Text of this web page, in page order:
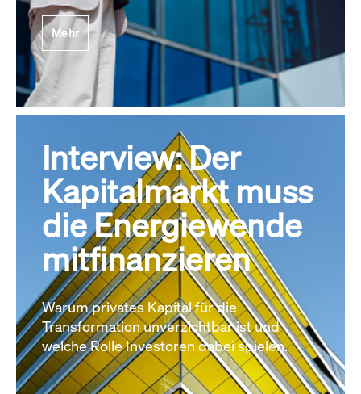
Mehr
Interview: Der
Kapitalmarkt muss
die Energiewende
mitfinanzieren
Warum privates Kapital für die
Transformation unverzichtbar ist und
welche Rolle Investoren dabei spielen.